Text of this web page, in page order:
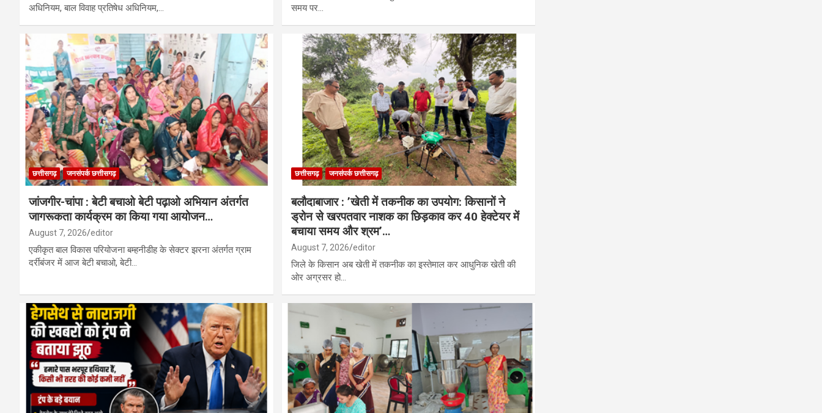
अधिनियम, बाल विवाह प्रतिषेध अधिनियम,…
समय पर…
छत्तीसगढ़ जनसंपर्क छत्तीसगढ़
जांजगीर-चांपा : बेटी बचाओ बेटी पढ़ाओ अभियान अंतर्गत
जागरूकता कार्यक्रम का किया गया आयोजन…
August 7, 2026 editor
एकीकृत बाल विकास परियोजना बम्हनीडीह के सेक्टर झरना अंतर्गत ग्राम
दर्रीबंजर में आज बेटी बचाओ, बेटी…
छत्तीसगढ़ जनसंपर्क छत्तीसगढ़
बलौदाबाजार : ’खेती में तकनीक का उपयोग: किसानों ने
ड्रोन से खरपतवार नाशक का छिड़काव कर 40 हेक्टेयर में
बचाया समय और श्रम’…
August 7, 2026 editor
जिले के किसान अब खेती में तकनीक का इस्तेमाल कर आधुनिक खेती की
ओर अग्रसर हो…